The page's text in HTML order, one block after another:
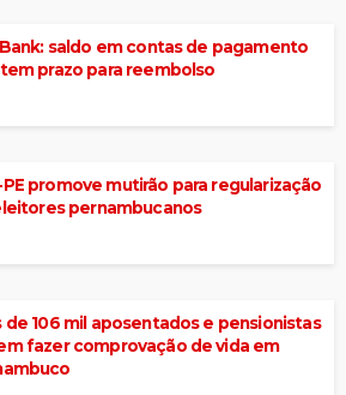
saldo em contas de pagamento
prazo para reembolso
PE promove mutirão para regularização
pernambucanos
de 106 mil aposentados e pensionistas
fazer comprovação de vida em